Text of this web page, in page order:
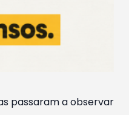
passaram a observar